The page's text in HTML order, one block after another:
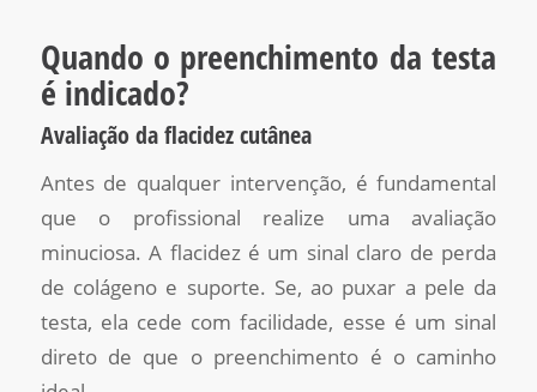
Quando o preenchimento da testa
é indicado?
Avaliação da flacidez cutânea
Antes de qualquer intervenção, é fundamental
que o profissional realize uma avaliação
minuciosa. A flacidez é um sinal claro de perda
de colágeno e suporte. Se, ao puxar a pele da
testa, ela cede com facilidade, esse é um sinal
direto de que o preenchimento é o caminho